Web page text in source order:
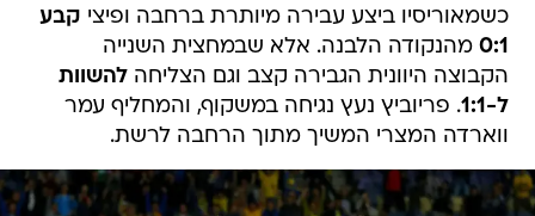
כשמאוריסיו ביצע עבירה מיותרת ברחבה ופיצי קבע
0:1 מהנקודה הלבנה. אלא שבמחצית השנייה
הקבוצה היוונית הגבירה קצב וגם הצליחהלהשוות
ל-1:1
. פריוביץ נעץ נגיחה במשקוף, והמחליף עמר
ווארדה המצרי המשיך מתוך הרחבה לרשת.